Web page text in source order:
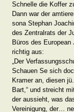
Schnelle die Koffer
Dann war der
sona Stephan
des Zentralrats der
Büros des
richtig aus:
„Der
Schauen Se sich
Kramer an, diesen
Bart,“ und streicht
der aussieht, was
Vereinigung, der…